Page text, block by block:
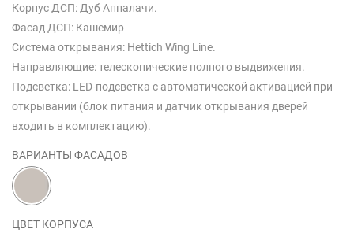
Корпус ДСП: Дуб Аппалачи.
Фасад ДСП: Кашемир
Система открывания: Hettich Wing Line.
Направляющие: телескопические полного выдвижения.
Подсветка: LED-подсветка с автоматической активацией при
открывании (блок питания и датчик открывания дверей
входить в комплектацию).
ВАРИАНТЫ ФАСАДОВ
ЦВЕТ КОРПУСА